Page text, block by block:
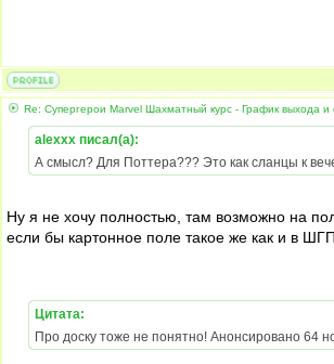
Re: Супергерои Marvel Шахматный курс - График выхода и
alexxx писал(а):
А смысл? Для Поттера??? Это как сланцы к
Ну я не хочу полностью, там возможно на
если бы картонное поле такое же как и в
Цитата:
Про доску тоже не понятно! Анонсировано 64